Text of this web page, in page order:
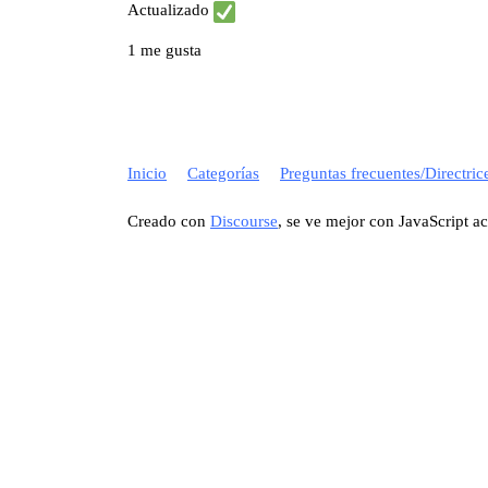
Actualizado
1 me gusta
Inicio Categorías Preguntas frecuentes/
Creado con Discourse, se ve mejor con JavaScript